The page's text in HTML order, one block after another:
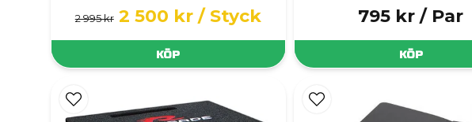
2 995 kr 2 500 kr / Styck
KÖP
795 kr / Par
KÖP